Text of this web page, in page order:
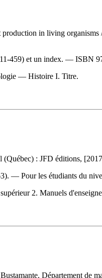
production in living organisms
459) et un index. — ISBN
— Histoire I. Titre.
: JFD éditions,
— Pour les étudiants du
2. Manuels
Département de